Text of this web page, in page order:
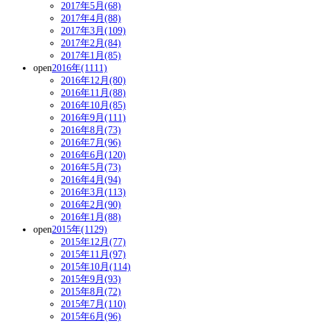
2017年5月(68)
2017年4月(88)
2017年3月(109)
2017年2月(84)
2017年1月(85)
open2016年(1111)
2016年12月(80)
2016年11月(88)
2016年10月(85)
2016年9月(111)
2016年8月(73)
2016年7月(96)
2016年6月(120)
2016年5月(73)
2016年4月(94)
2016年3月(113)
2016年2月(90)
2016年1月(88)
open2015年(1129)
2015年12月(77)
2015年11月(97)
2015年10月(114)
2015年9月(93)
2015年8月(72)
2015年7月(110)
2015年6月(96)